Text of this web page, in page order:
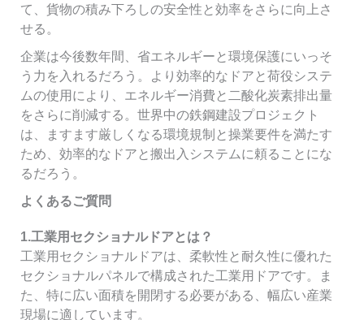
て、貨物の積み下ろしの安全性と効率をさらに向上さ
せる。
企業は今後数年間、省エネルギーと環境保護にいっそ
う力を入れるだろう。より効率的なドアと荷役システ
ムの使用により、エネルギー消費と二酸化炭素排出量
をさらに削減する。世界中の鉄鋼建設プロジェクト
は、ますます厳しくなる環境規制と操業要件を満たす
ため、効率的なドアと搬出入システムに頼ることにな
るだろう。
よくあるご質問
1.工業用セクショナルドアとは？
工業用セクショナルドアは、柔軟性と耐久性に優れた
セクショナルパネルで構成された工業用ドアです。ま
た、特に広い面積を開閉する必要がある、幅広い産業
現場に適しています。